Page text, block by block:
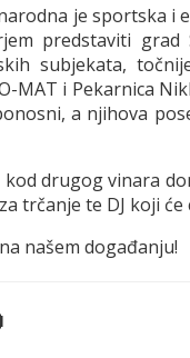
je sportska i
predstaviti
subjekata,
MAT i Pekarnica
a njihova
drugog vinara
trčanje te DJ koji
našem događanju!